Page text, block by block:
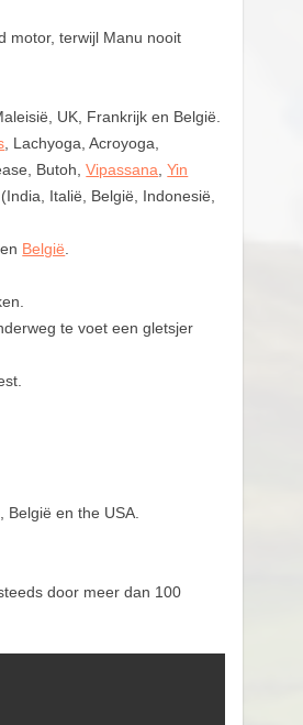
motor, terwijl Manu nooit
UK, Frankrijk en België.
, Lachyoga, Acroyoga,
Butoh,Vipassana ,Yin
Italië, België, Indonesië,
en België
te voet een gletsjer
en the USA.
door meer dan 100